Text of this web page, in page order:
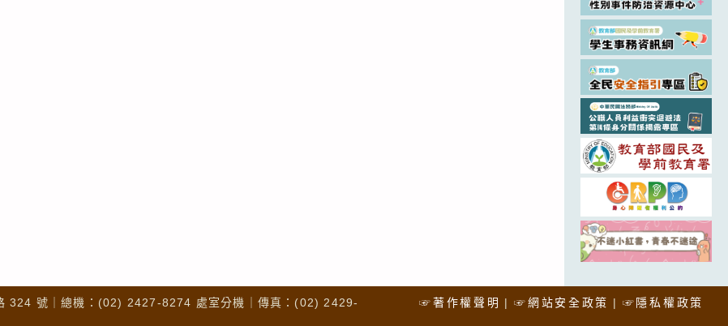
☞著作權聲明 ☞網站安全政策 ☞隱私權政策
324 號｜總機：(02) 2427-8274 處室分機｜傳真：(02) 2429-